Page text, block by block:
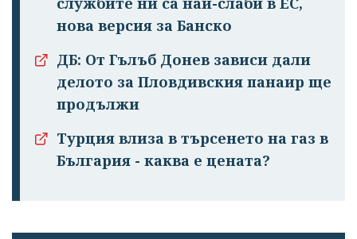
нова версия за Банско
ДБ: От Гълъб Донев зависи дали
делото за Пловдивския панаир ще
продължи
Турция влиза в търсенето на газ в
България - каква е цената?